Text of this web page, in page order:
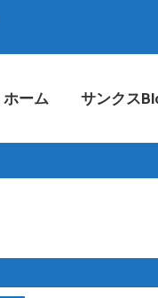
ホーム サンクス